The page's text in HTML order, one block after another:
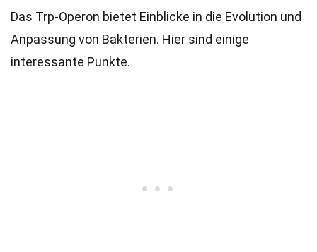
Das Trp-Operon bietet Einblicke in die Evolution und
Anpassung von Bakterien. Hier sind einige
interessante Punkte.